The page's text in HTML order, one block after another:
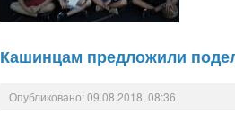
Кашинцам предложили
Опубликовано: 09.08.2018, 08:36